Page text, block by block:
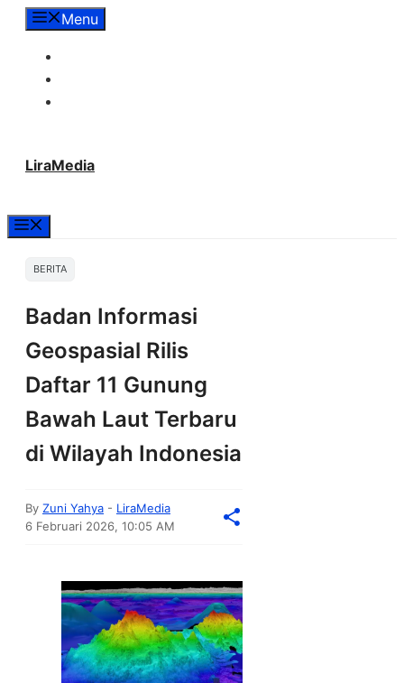
LangsungMenu
LiraMedia
BERITA
Badan Informasi
Geospasial Rilis
Daftar 11 Gunung
Bawah Laut Terbaru
di Wilayah Indonesia
By Zuni Yahya - LiraMedia
6 Februari 2026, 10:05 AM